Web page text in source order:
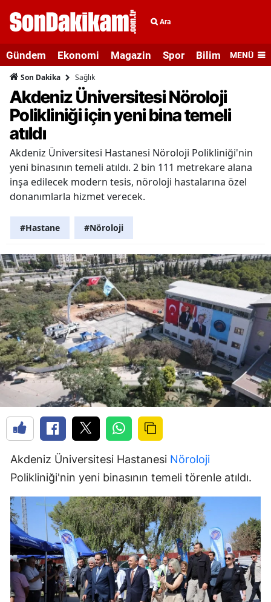
Ara
Gündem Ekonomi Magazin Spor Bilim veMENÜ
Son Dakika Sağlık
Akdeniz Üniversitesi Nöroloji
Polikliniği için yeni bina temeli
atıldı
Akdeniz Üniversitesi Hastanesi Nöroloji Polikliniği'nin
yeni binasının temeli atıldı. 2 bin 111 metrekare alana
inşa edilecek modern tesis, nöroloji hastalarına özel
donanımlarla hizmet verecek.
#Hastane #Nöroloji
Akdeniz Üniversitesi Hastanesi Nöroloji
Polikliniği'nin yeni binasının temeli törenle atıldı.